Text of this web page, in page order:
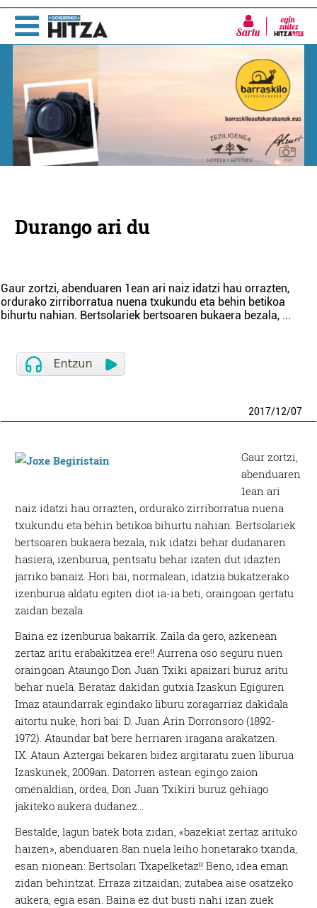
Sartu
Durango ari du
Gaur zortzi, abenduaren 1ean ari naiz idatzi hau orrazten,
ordurako zirriborratua nuena txukundu eta behin betikoa
bihurtu nahian. Bertsolariek bertsoaren bukaera bezala, ...
2017/12/07
Gaur zortzi,
abenduaren
1ean ari
naiz idatzi hau orrazten, ordurako zirriborratua nuena
txukundu eta behin betikoa bihurtu nahian. Bertsolariek
bertsoaren bukaera bezala, nik idatzi behar dudanaren
hasiera, izenburua, pentsatu behar izaten dut idazten
jarriko banaiz. Hori bai, normalean, idatzia bukatzerako
izenburua aldatu egiten diot ia-ia beti, oraingoan gertatu
zaidan bezala.
Baina ez izenburua bakarrik. Zaila da gero, azkenean
zertaz aritu erabakitzea ere!! Aurrena oso seguru nuen
oraingoan Ataungo Don Juan Txiki apaizari buruz aritu
behar nuela. Berataz dakidan gutxia Izaskun Egiguren
Imaz ataundarrak egindako liburu zoragarriaz dakidala
aitortu nuke, hori bai: D. Juan Arin Dorronsoro (1892-
1972). Ataundar bat bere herriaren iragana arakatzen.
IX. Ataun Aztergai bekaren bidez argitaratu zuen liburua
Izaskunek, 2009an. Datorren astean egingo zaion
omenaldian, ordea, Don Juan Txikiri buruz gehiago
jakiteko aukera dudanez…
Bestalde, lagun batek bota zidan, «bazekiat zertaz arituko
haizen», abenduaren 8an nuela leiho honetarako txanda,
esan nionean: Bertsolari Txapelketaz!! Beno, idea eman
zidan behintzat. Erraza zitzaidan; zutabea aise osatzeko
aukera, egia esan. Baina ez dut busti nahi izan zuek